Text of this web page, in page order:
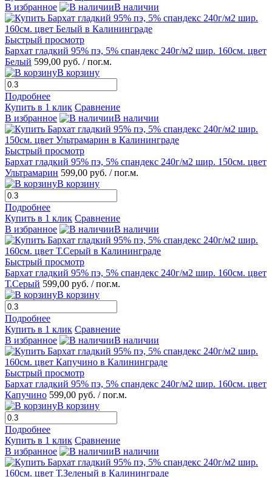
В избранное
В наличии
Быстрый просмотр
Бархат гладкий 95% пэ, 5% спандекс 240г/м2 шир. 160см. цвет
Белый 599,00 руб. / пог.м.
В корзину
Подробнее
Купить в 1 клик Сравнение
В избранное
В наличии
Быстрый просмотр
Бархат гладкий 95% пэ, 5% спандекс 240г/м2 шир. 150см. цвет
Ультрамарин 599,00 руб. / пог.м.
В корзину
Подробнее
Купить в 1 клик Сравнение
В избранное
В наличии
Быстрый просмотр
Бархат гладкий 95% пэ, 5% спандекс 240г/м2 шир. 160см. цвет
Т.Серый 599,00 руб. / пог.м.
В корзину
Подробнее
Купить в 1 клик Сравнение
В избранное
В наличии
Быстрый просмотр
Бархат гладкий 95% пэ, 5% спандекс 240г/м2 шир. 160см. цвет
Капучино 599,00 руб. / пог.м.
В корзину
Подробнее
Купить в 1 клик Сравнение
В избранное
В наличии